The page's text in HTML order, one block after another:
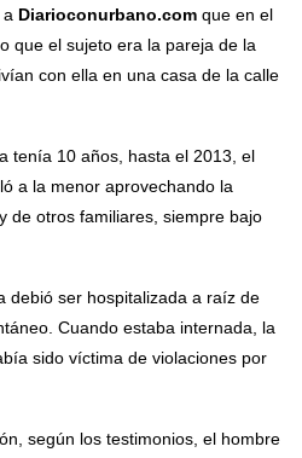
a Diarioconurbano.com que en el
que el sujeto era la pareja de la
con ella en una casa de la calle
tenía 10 años, hasta el 2013, el
a la menor aprovechando la
de otros familiares, siempre bajo
debió ser hospitalizada a raíz de
Cuando estaba internada, la
sido víctima de violaciones por
según los testimonios, el hombre